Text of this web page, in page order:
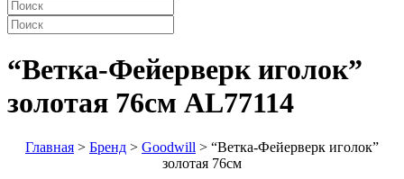
“Ветка-Фейерверк иголок”
золотая 76см AL77114
Главная > Бренд > Goodwill > “Ветка-Фейерверк иголок”
золотая 76см